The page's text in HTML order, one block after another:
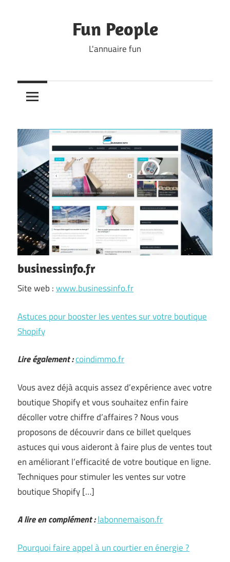
Fun People
L'annuaire fun
businessinfo.fr
Site web :www.businessinfo.fr
Astuces pour booster les ventes sur votre boutique
Shopify
Lire également :coindimmo.fr
Vous avez déjà acquis assez d’expérience avec votre
boutique Shopify et vous souhaitez enfin faire
décoller votre chiffre d’affaires ? Nous vous
proposons de découvrir dans ce billet quelques
astuces qui vous aideront à faire plus de ventes tout
en améliorant l’efficacité de votre boutique en ligne.
Techniques pour stimuler les ventes sur votre
boutique Shopify […]
A lire en complément :labonnemaison.fr
Pourquoi faire appel à un courtier en énergie ?